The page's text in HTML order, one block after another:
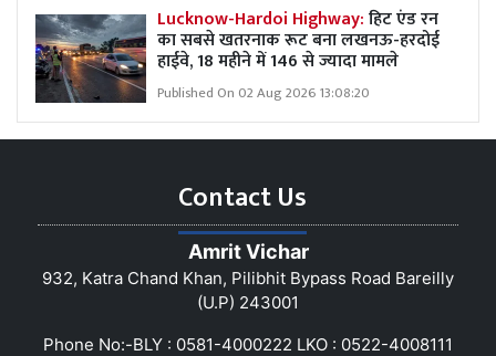
Lucknow-Hardoi Highway:हिट एंड रन
का सबसे खतरनाक रूट बना लखनऊ-हरदोई
हाईवे, 18 महीने में 146 से ज्यादा मामले
Published On 02 Aug 2026 13:08:20
Contact Us
Amrit Vichar
932, Katra Chand Khan, Pilibhit Bypass Road Bareilly
(U.P) 243001
Phone No:-BLY : 0581-4000222 LKO : 0522-4008111